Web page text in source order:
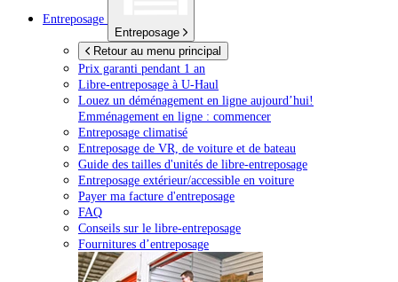
Entreposage
Entreposage
Retour au menu principal
Prix garanti pendant 1 an
Libre-entreposage à U-Haul
Louez un déménagement en ligne aujourd’hui!
Emménagement en ligne : commencer
Entreposage climatisé
Entreposage de VR, de voiture et de bateau
Guide des tailles d'unités de libre-entreposage
Entreposage extérieur/accessible en voiture
Payer ma facture d'entreposage
FAQ
Conseils sur le libre-entreposage
Fournitures d’entreposage